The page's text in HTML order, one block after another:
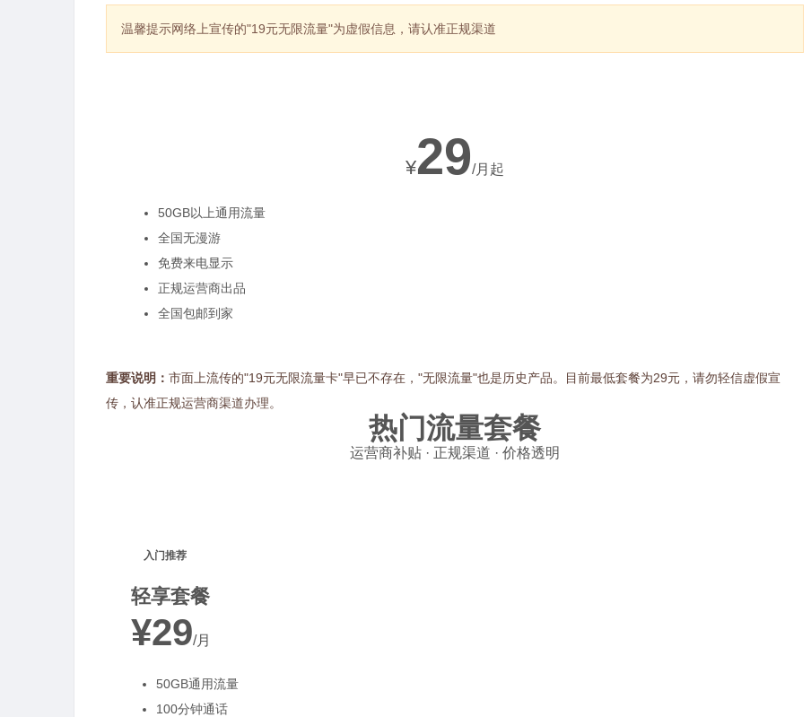
温馨提示网络上宣传的"19元无限流量"为虚假信息，请认准正规渠道
¥29/月起
50GB以上通用流量
全国无漫游
免费来电显示
正规运营商出品
全国包邮到家
重要说明： 市面上流传的"19元无限流量卡"早已不存在，"无限流量"也是历史产品。目前最低套餐为29元，请勿轻信虚假宣
传，认准正规运营商渠道办理。
热门流量套餐
运营商补贴 · 正规渠道 · 价格透明
入门推荐
轻享套餐
¥29/月
50GB通用流量
100分钟通话